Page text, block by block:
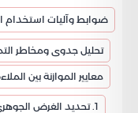
تحليل جدوى ومخاطر
معايير الموازنة بين
1. تحديد الغرض الجوهري للاقتراض